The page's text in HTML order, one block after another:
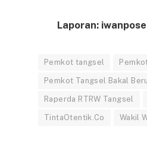
Laporan: iwanpose
Pemkot tangsel
Pemkot Tangsel Bakal
Raperda RTRW Tangsel
TintaOtentik.Co Wakil